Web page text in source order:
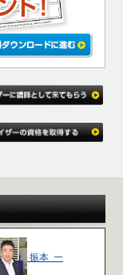
振本 一